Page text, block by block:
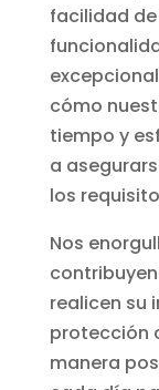
facilidad
cómo
tiempo y
a
los
Nos
realicen su
protección
manera